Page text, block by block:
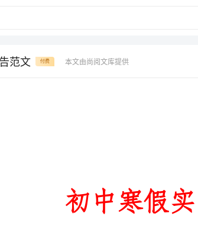
范文 付费 本文由尚阅文库提供